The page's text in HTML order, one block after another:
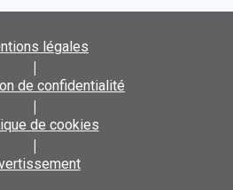
légales
|
de confidentialité
|
de cookies
|